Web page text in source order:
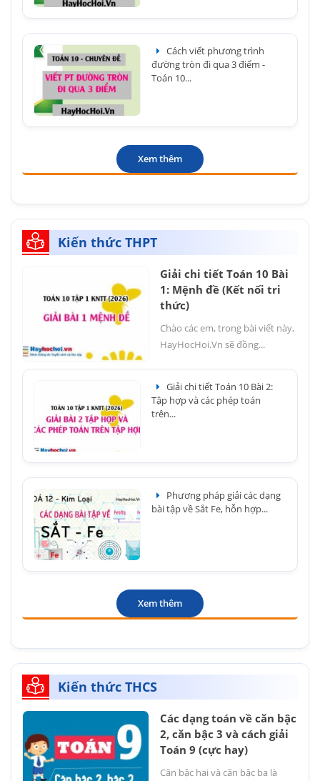
Cách viết phương trình
đường tròn đi qua 3 điểm -
Toán 10...
Xem thêm
Kiến thức THPT
Giải chi tiết Toán 10 Bài
1: Mệnh đề (Kết nối tri
thức)
Chào các em, trong bài viết này,
HayHocHoi.Vn sẽ đồng...
Giải chi tiết Toán 10 Bài 2:
Tập hợp và các phép toán
trên...
Phương pháp giải các dạng
bài tập về Sắt Fe, hỗn hợp...
Xem thêm
Kiến thức THCS
Các dạng toán về căn bậc
2, căn bậc 3 và cách giải
Toán 9 (cực hay)
Căn bậc hai và căn bậc ba là